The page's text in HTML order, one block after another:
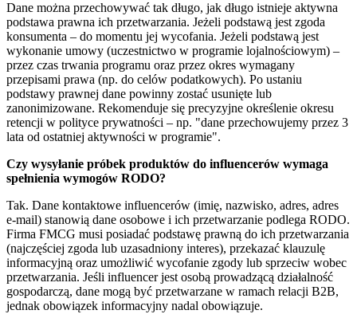
Dane można przechowywać tak długo, jak długo istnieje aktywna
podstawa prawna ich przetwarzania. Jeżeli podstawą jest zgoda
konsumenta – do momentu jej wycofania. Jeżeli podstawą jest
wykonanie umowy (uczestnictwo w programie lojalnościowym) –
przez czas trwania programu oraz przez okres wymagany
przepisami prawa (np. do celów podatkowych). Po ustaniu
podstawy prawnej dane powinny zostać usunięte lub
zanonimizowane. Rekomenduje się precyzyjne określenie okresu
retencji w polityce prywatności – np. "dane przechowujemy przez 3
lata od ostatniej aktywności w programie".
Czy wysyłanie próbek produktów do influencerów wymaga
spełnienia wymogów RODO?
Tak. Dane kontaktowe influencerów (imię, nazwisko, adres, adres
e-mail) stanowią dane osobowe i ich przetwarzanie podlega RODO.
Firma FMCG musi posiadać podstawę prawną do ich przetwarzania
(najczęściej zgoda lub uzasadniony interes), przekazać klauzulę
informacyjną oraz umożliwić wycofanie zgody lub sprzeciw wobec
przetwarzania. Jeśli influencer jest osobą prowadzącą działalność
gospodarczą, dane mogą być przetwarzane w ramach relacji B2B,
jednak obowiązek informacyjny nadal obowiązuje.